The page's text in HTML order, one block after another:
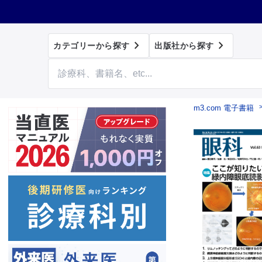
カテゴリーから探す  出版社から探す 
m3.com 電子書籍